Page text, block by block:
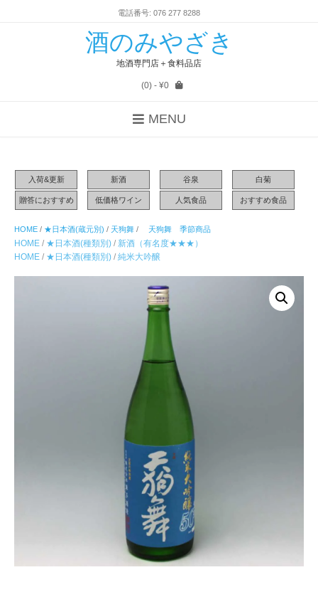
電話番号: 076 277 8288
酒のみやざき
地酒専門店＋食料品店
(0)- ¥0
MENU
入荷&更新 新酒 谷泉 白菊
贈答におすすめ 低価格ワイン 人気食品 おすすめ食品
HOME / ★日本酒(蔵元別) / 天狗舞 / 天狗舞 季節商品
HOME / ★日本酒(種類別) / 新酒（有名度★★★）
HOME / ★日本酒(種類別) / 純米大吟醸